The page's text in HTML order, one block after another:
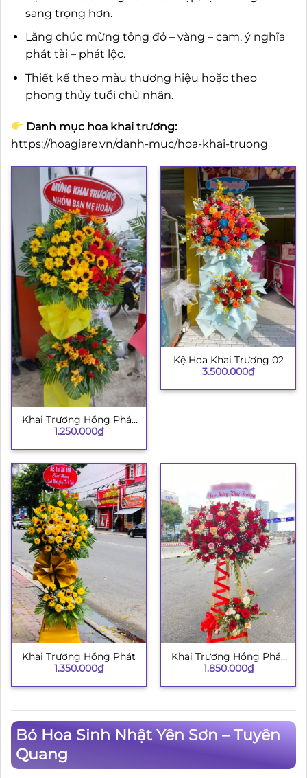
sang trọng hơn.
Lẵng chúc mừng tông đỏ – vàng – cam, ý nghĩa
phát tài – phát lộc.
Thiết kế theo màu thương hiệu hoặc theo
phong thủy tuổi chủ nhân.
Danh mục hoa khai trương:
https://hoagiare.vn/danh-muc/hoa-khai-truong
Khai Trương Hồng Phát
H008
1.250.000₫
Kệ Hoa Khai Trương 02
3.500.000₫
Khai Trương Hồng Phát
1.350.000₫
Khai Trương Hồng Phát
134
1.850.000₫
Bó Hoa Sinh Nhật Yên Sơn – Tuyên
Quang